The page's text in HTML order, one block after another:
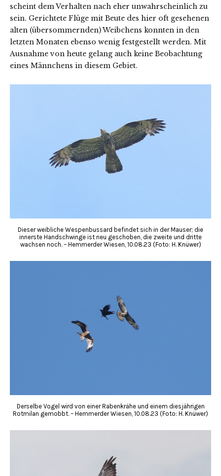
scheint dem Verhalten nach eher unwahrscheinlich zu
sein. Gerichtete Flüge mit Beute des hier oft gesehenen
alten (übersommernden) Weibchens konnten in den
letzten Monaten ebenso wenig festgestellt werden. Mit
Ausnahme von heute gelang auch keine Beobachtung
eines Männchens in diesem Gebiet.
Dieser weibliche Wespenbussard befindet sich in der Mauser; die
innerste Handschwinge ist neu geschoben, die zweite und dritte
wachsen noch. – Hemmerder Wiesen, 10.08.23 (Foto: H. Knüwer)
Derselbe Vogel wird von einer Rabenkrähe und einem diesjährigen
Rotmilan gemobbt. – Hemmerder Wiesen, 10.08.23 (Foto: H. Knüwer)